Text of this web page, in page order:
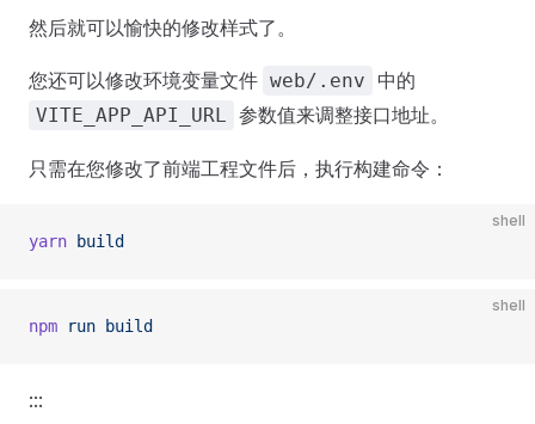
然后就可以愉快的修改样式了。
您还可以修改环境变量文件 web/.env 中的
VITE_APP_API_URL 参数值来调整接口地址。
只需在您修改了前端工程文件后，执行构建命令：
shell
yarn build
shell
npm run build
:::